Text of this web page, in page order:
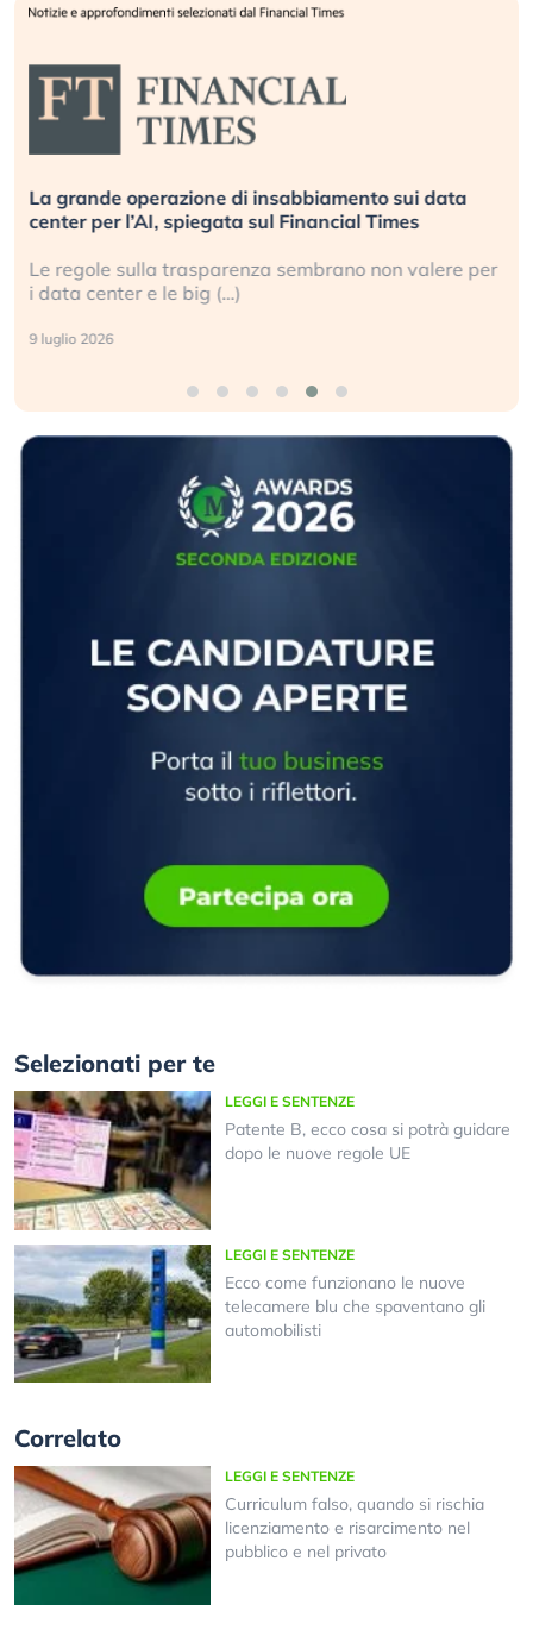
La grande operazione di insabbiamento sui data
center per l’AI, spiegata sul Financial Times
Le regole sulla trasparenza sembrano non valere per
i data center e le big (…)
9 luglio 2026
Selezionati per te
LEGGI E SENTENZE
Patente B, ecco cosa si potrà guidare
dopo le nuove regole UE
LEGGI E SENTENZE
Ecco come funzionano le nuove
telecamere blu che spaventano gli
automobilisti
Correlato
LEGGI E SENTENZE
Curriculum falso, quando si rischia
licenziamento e risarcimento nel
pubblico e nel privato